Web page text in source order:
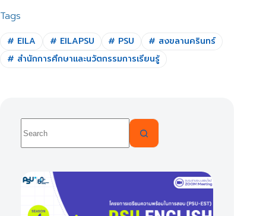
Tags
# EILA # EILAPSU # PSU # สงขลานครินทร์
# สำนักการศึกษาและนวัตกรรมการเรียนรู้
results